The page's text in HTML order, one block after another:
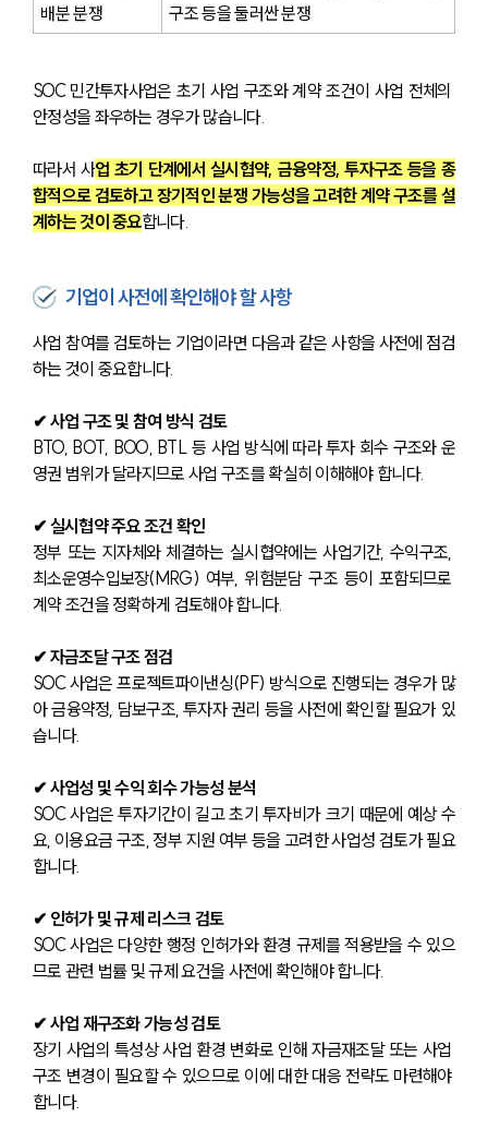
배분 분쟁
구조 등을 둘러싼 분쟁
SOC 민간투자사업은 초기 사업 구조와 계약 조건이 사업 전체의
안정성을 좌우하는 경우가 많습니다.
따라서 사업 초기 단계에서 실시협약, 금융약정, 투자구조 등을 종
합적으로 검토하고 장기적인 분쟁 가능성을 고려한 계약 구조를 설
계하는 것이 중요합니다.
기업이 사전에 확인해야 할 사항
사업 참여를 검토하는 기업이라면 다음과 같은 사항을 사전에 점검
하는 것이 중요합니다.
✔ 사업 구조 및 참여 방식 검토
BTO, BOT, BOO, BTL 등 사업 방식에 따라 투자 회수 구조와 운
영권 범위가 달라지므로 사업 구조를 확실히 이해해야 합니다.
✔ 실시협약 주요 조건 확인
정부 또는 지자체와 체결하는 실시협약에는 사업기간, 수익구조,
최소운영수입보장(MRG) 여부, 위험분담 구조 등이 포함되므로
계약 조건을 정확하게 검토해야 합니다.
✔ 자금조달 구조 점검
SOC 사업은 프로젝트파이낸싱(PF) 방식으로 진행되는 경우가 많
아 금융약정, 담보구조, 투자자 권리 등을 사전에 확인할 필요가 있
습니다.
✔ 사업성 및 수익 회수 가능성 분석
SOC 사업은 투자기간이 길고 초기 투자비가 크기 때문에 예상 수
요, 이용요금 구조, 정부 지원 여부 등을 고려한 사업성 검토가 필요
합니다.
✔ 인허가 및 규제 리스크 검토
SOC 사업은 다양한 행정 인허가와 환경 규제를 적용받을 수 있으
므로 관련 법률 및 규제 요건을 사전에 확인해야 합니다.
✔ 사업 재구조화 가능성 검토
장기 사업의 특성상 사업 환경 변화로 인해 자금재조달 또는 사업
구조 변경이 필요할 수 있으므로 이에 대한 대응 전략도 마련해야
합니다.